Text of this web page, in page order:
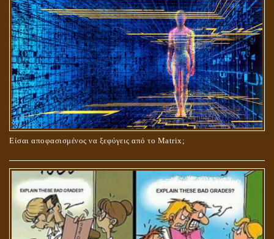
Είσαι αποφασισμένος να ξεφύγεις από το Matrix;
ΟΙ ΑΙΤΙΕΣ ΓΙΑ ΤΗΝ ΕΠΙΘΕΤΙΚΗ ΣΥΜΠΕΡΙΦΟΡΑ ΤΟΥ ΧΡΙΣΤΟΥ ΣΤΑ
ΝΗΠΙΑΚΑ ΤΟΥ ΧΡΟΝΙΑ